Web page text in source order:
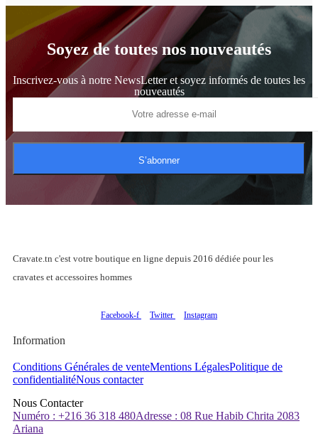
Soyez de toutes nos nouveautés
Inscrivez-vous à notre NewsLetter et soyez informés de toutes les
nouveautés
S’abonner
Cravate.tn c'est votre boutique en ligne depuis 2016 dédiée pour les
cravates et accessoires hommes
Facebook-f Twitter Instagram
Information
Conditions Générales de venteMentions LégalesPolitique de
confidentialitéNous contacter
Nous Contacter
Numéro : +216 36 318 480Adresse : 08 Rue Habib Chrita 2083
Ariana